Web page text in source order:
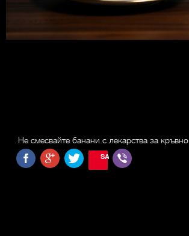
Не смесвайте банани с лекарства за кръвно
SAVE